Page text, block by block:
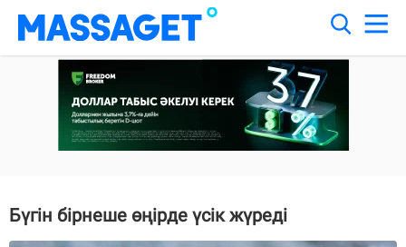
Бүгін бірнеше өңірде үсік жүреді